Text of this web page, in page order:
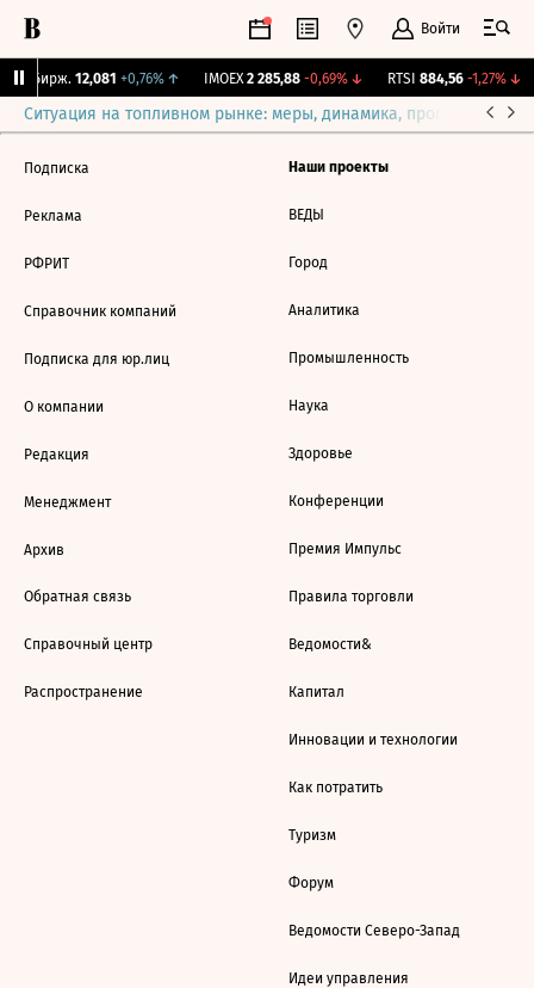
Войти
Бирж. 12,081 +0,76%↑ IMOEX 2 285,88 -0,69%↓ RTSI 884,56 -1,27%↓
Ситуация на топливном рынке: меры, динамика, прогнозы
Подписка
Реклама
РФРИТ
Справочник компаний
Подписка для юр.лиц
О компании
Редакция
Менеджмент
Архив
Обратная связь
Справочный центр
Распространение
Наши проекты
ВЕДЫ
Город
Аналитика
Промышленность
Наука
Здоровье
Конференции
Премия Импульс
Правила торговли
Ведомости&
Капитал
Инновации и технологии
Как потратить
Туризм
Форум
Ведомости Северо-Запад
Идеи управления